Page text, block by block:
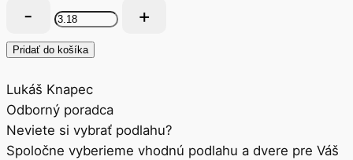
Drevená
podlaha
Dub
Cheer
Pridať do košíka
Lukáš Knapec
Odborný poradca
Neviete si vybrať podlahu?
Spoločne vyberieme vhodnú podlahu a dvere pre Váš